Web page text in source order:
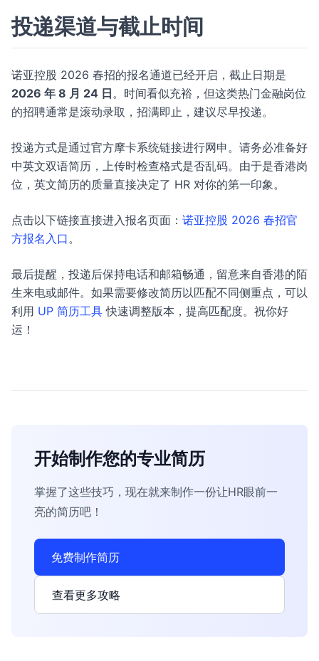
投递渠道与截止时间
诺亚控股 2026 春招的报名通道已经开启，截止日期是
2026 年 8 月 24 日。时间看似充裕，但这类热门金融岗位
的招聘通常是滚动录取，招满即止，建议尽早投递。
投递方式是通过官方摩卡系统链接进行网申。请务必准备好
中英文双语简历，上传时检查格式是否乱码。由于是香港岗
位，英文简历的质量直接决定了 HR 对你的第一印象。
点击以下链接直接进入报名页面： 诺亚控股 2026 春招官
方报名入口。
最后提醒，投递后保持电话和邮箱畅通，留意来自香港的陌
生来电或邮件。如果需要修改简历以匹配不同侧重点，可以
利用 UP 简历工具 快速调整版本，提高匹配度。祝你好
运！
开始制作您的专业简历
掌握了这些技巧，现在就来制作一份让HR眼前一
亮的简历吧！
免费制作简历
查看更多攻略